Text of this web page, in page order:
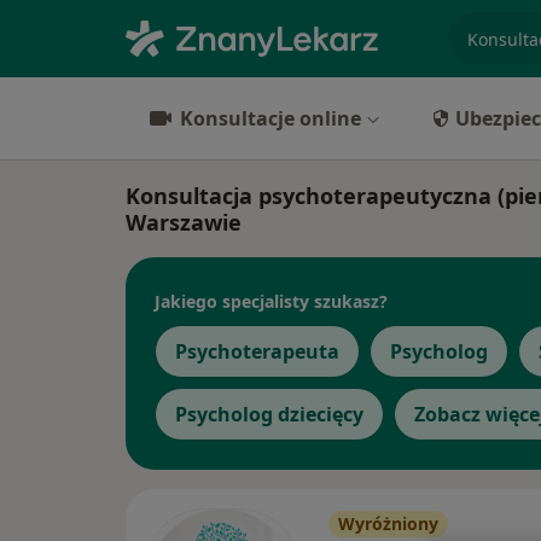
Konsultacje online
Konsultacja psychoterapeutyczna
Warszawie
Jakiego specjalisty szukasz?
Psychoterapeuta Psycholog
Psycholog dziecięcy Zobacz
Wyróżniony